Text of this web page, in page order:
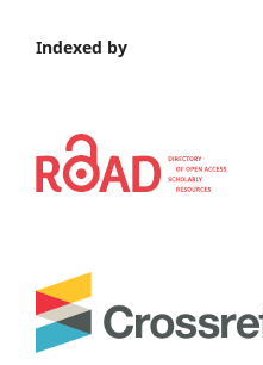
Indexed by